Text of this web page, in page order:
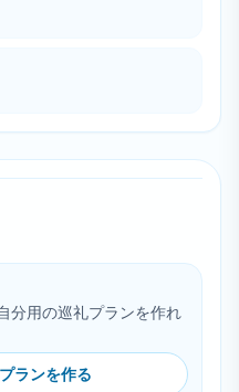
分用の巡礼プランを作れ
ランを作る